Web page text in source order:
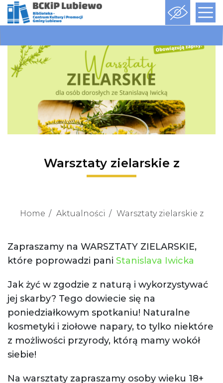
Warsztaty zielarskie z
Home Aktualności Warsztaty zielarskie z
Zapraszamy na WARSZTATY ZIELARSKIE,
które poprowadzi pani Stanislava Iwicka
Jak żyć w zgodzie z naturą i wykorzystywać
jej skarby? Tego dowiecie się na
poniedziałkowym spotkaniu! Naturalne
kosmetyki i ziołowe napary, to tylko niektóre
z możliwości przyrody, którą mamy wokół
siebie!
Na warsztaty zapraszamy osoby wieku 18+